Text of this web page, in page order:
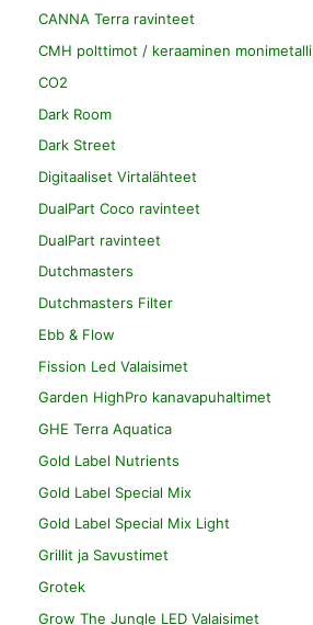
CANNA Terra ravinteet
CMH polttimot / keraaminen monimetalli
CO2
Dark Room
Dark Street
Digitaaliset Virtalähteet
DualPart Coco ravinteet
DualPart ravinteet
Dutchmasters
Dutchmasters Filter
Ebb & Flow
Fission Led Valaisimet
Garden HighPro kanavapuhaltimet
GHE Terra Aquatica
Gold Label Nutrients
Gold Label Special Mix
Gold Label Special Mix Light
Grillit ja Savustimet
Grotek
Grow The Jungle LED Valaisimet